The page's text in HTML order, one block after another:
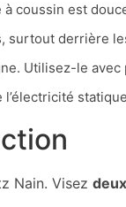
coussin est
derrière
Utilisez-le avec
Nain. Visez